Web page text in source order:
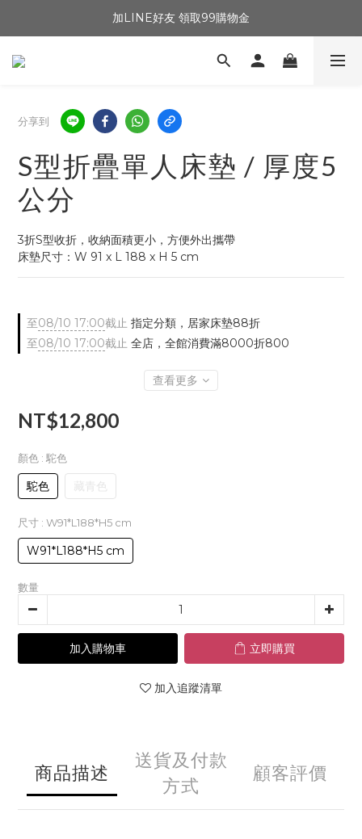
加LINE好友 領取99購物金
分享到
S型折疊單人床墊 / 厚度5
公分
3折S型收折，收納面積更小，方便外出攜帶
床墊尺寸：W 91 x L 188 x H 5 cm
至08/10 17:00截止 指定分類，居家床墊88折
至08/10 17:00截止 全店，全館消費滿8000折800
查看更多
NT$12,800
顏色 : 駝色
駝色 藏青色
尺寸 : W91*L188*H5 cm
W91*L188*H5 cm
數量
加入購物車 立即購買
加入追蹤清單
商品描述
送貨及付款
方式
顧客評價